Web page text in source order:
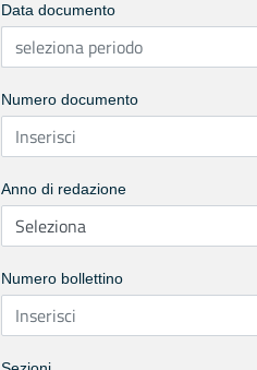
Data documento
Numero documento
Anno di redazione
Numero bollettino